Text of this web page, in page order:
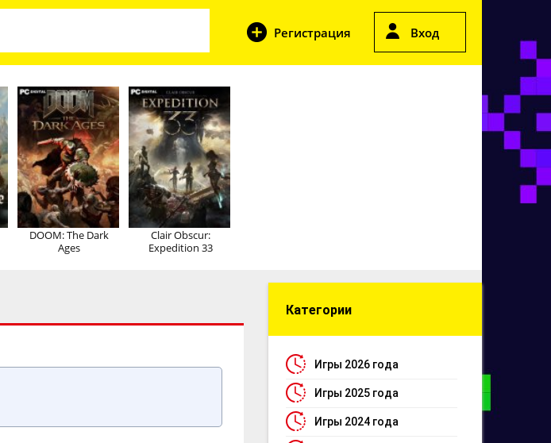
Регистрация Вход
DOOM: The Dark
Ages
Clair Obscur:
Expedition 33
Категории
Игры 2026 года
Игры 2025 года
Игры 2024 года